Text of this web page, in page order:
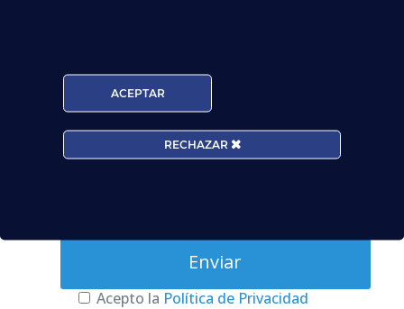
Edad*:
Acepto la Política de Privacidad
ACEPTAR
RECHAZAR